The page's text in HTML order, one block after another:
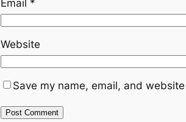
Email *
Website
Save my name, email, and